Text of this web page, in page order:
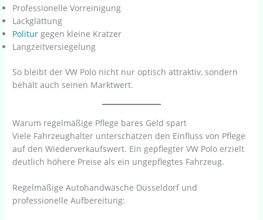
Professionelle Vorreinigung
Lackglättung
Politur gegen kleine Kratzer
Langzeitversiegelung
So bleibt der VW Polo nicht nur optisch attraktiv, sondern
behält auch seinen Marktwert.
Warum regelmäßige Pflege bares Geld spart
Viele Fahrzeughalter unterschätzen den Einfluss von Pflege
auf den Wiederverkaufswert. Ein gepflegter VW Polo erzielt
deutlich höhere Preise als ein ungepflegtes Fahrzeug.
Regelmäßige Autohandwäsche Düsseldorf und
professionelle Aufbereitung: